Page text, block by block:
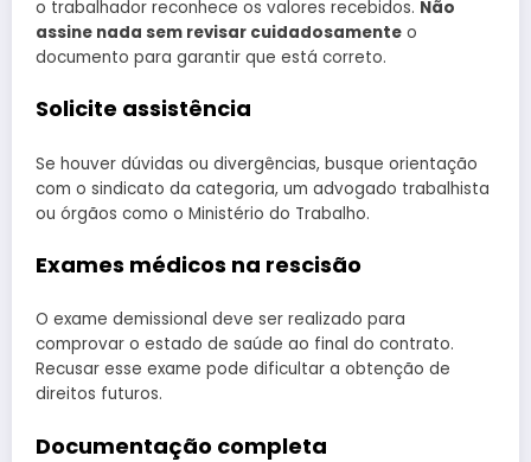
o trabalhador reconhece os valores recebidos. Não
assine nada sem revisar cuidadosamente o
documento para garantir que está correto.
Solicite assistência
Se houver dúvidas ou divergências, busque orientação
com o sindicato da categoria, um advogado trabalhista
ou órgãos como o Ministério do Trabalho.
Exames médicos na rescisão
O exame demissional deve ser realizado para
comprovar o estado de saúde ao final do contrato.
Recusar esse exame pode dificultar a obtenção de
direitos futuros.
Documentação completa